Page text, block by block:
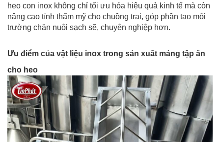
heo con inox không chỉ tối ưu hóa hiệu quả kinh tế mà còn
nâng cao tính thẩm mỹ cho chuồng trại, góp phần tạo môi
trường chăn nuôi sạch sẽ, chuyên nghiệp hơn.
Ưu điểm của vật liệu inox trong sản xuất máng tập ăn
cho heo